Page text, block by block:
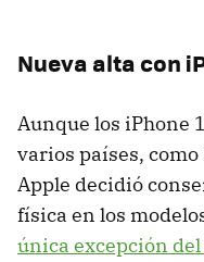
Nueva alta con
Aunque los iPhone
varios países,
Apple decidió
física en los
única excepción